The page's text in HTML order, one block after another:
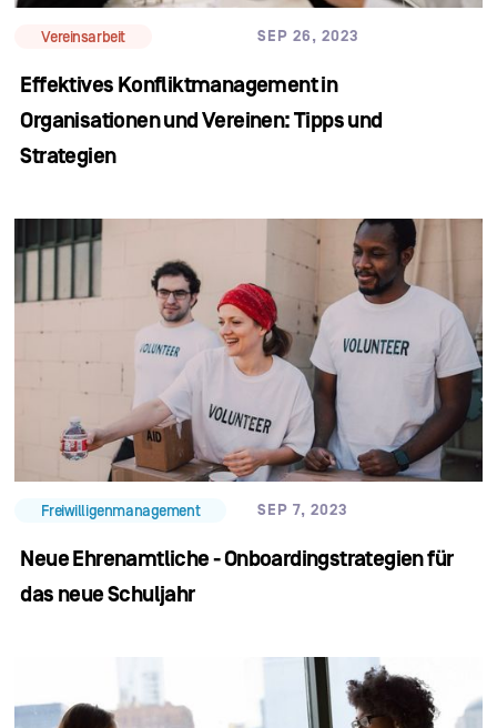
Vereinsarbeit SEP 26, 2023
Effektives Konfliktmanagement in
Organisationen und Vereinen: Tipps und
Strategien
Freiwilligenmanagement SEP 7, 2023
Neue Ehrenamtliche - Onboardingstrategien für
das neue Schuljahr